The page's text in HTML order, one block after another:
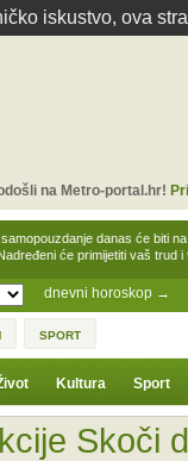
iskustvo, ova
dnevni horoskop →
danas će biti
će primijetiti vaš trud
na Metro-portal.hr!
SPORT
Kultura Sport
Skoči